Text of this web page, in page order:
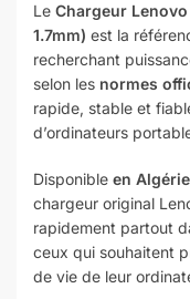
Le Chargeur
1.7mm) est la
recherchant
selon les normes
rapide, stable et
d’ordinateurs
Disponible en Algérie
chargeur original
rapidement partout
ceux qui souhaitent
de vie de leur